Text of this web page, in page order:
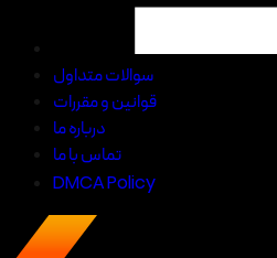
سوالات متداول
قوانین و مقررات
درباره ما
تماس با ما
DMCA Policy